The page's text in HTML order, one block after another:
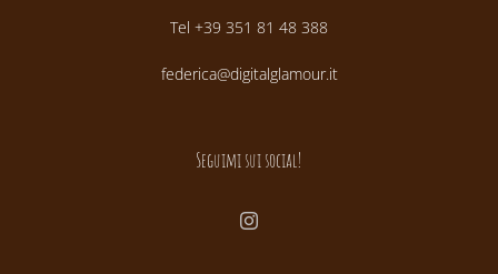
Tel +39 351 81 48 388
federica@digitalglamour.it
Seguimi sui social!